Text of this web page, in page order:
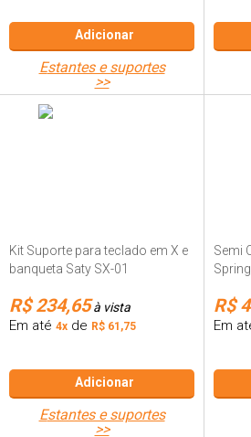
Adicionar
estantes e suportes
>>
Kit Suporte para teclado em X e
banqueta Saty SX-01
R$ 234,65à vista
Em até 4x de R$ 61,75
Adicionar
estantes e suportes
>>
Semi
R$
Em